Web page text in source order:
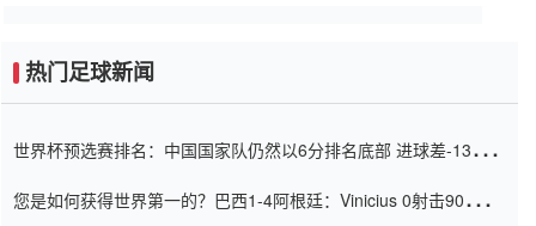
热门足球新闻
世界杯预选赛排名：中国国家队仍然以6分排名底部 进球差-13令人
您是如何获得世界第一的？巴西1-4阿根廷：Vinicius 0射击90分钟